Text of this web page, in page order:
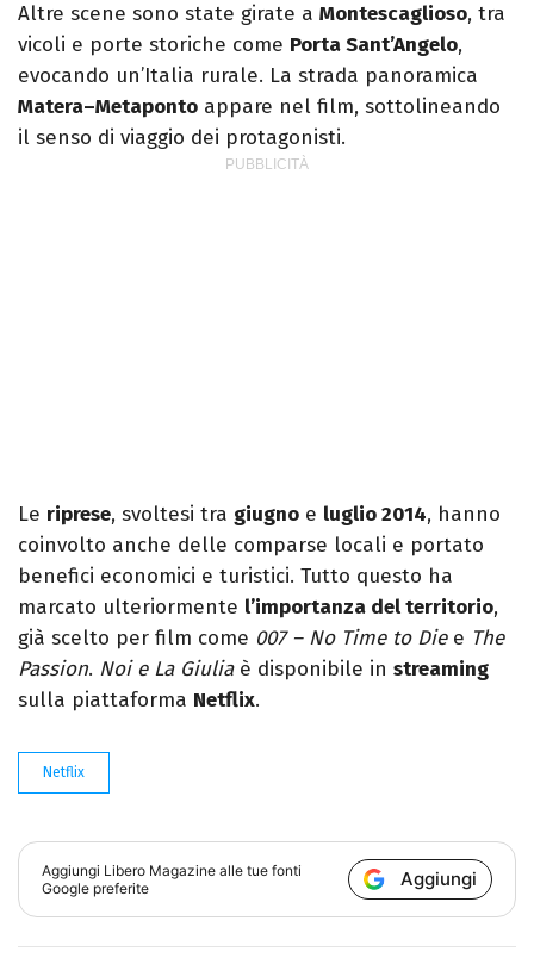
Altre scene sono state girate a Montescaglioso, tra
vicoli e porte storiche come Porta Sant’Angelo,
evocando un’Italia rurale. La strada panoramica
Matera–Metaponto appare nel film, sottolineando
il senso di viaggio dei protagonisti.
Le riprese, svoltesi tra giugno e luglio 2014, hanno
coinvolto anche delle comparse locali e portato
benefici economici e turistici. Tutto questo ha
marcato ulteriormente l’importanza del territorio,
già scelto per film come 007 – No Time to Diee The
Passion. Noi e La Giuliaè disponibile in streaming
sulla piattaforma Netflix.
Netflix
Aggiungi Libero Magazine alle tue fonti
Google preferite
Aggiungi